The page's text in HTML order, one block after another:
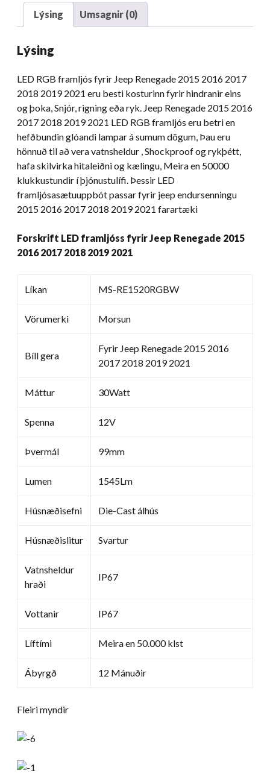
Jeep
Renegade
2016
2018
2019
2021
Magn
Lýsing Umsagnir (0)
Lýsing
LED RGB framljós fyrir Jeep Renegade 2015 2016 2017
2018 2019 2021 eru besti kosturinn fyrir hindranir eins
og þoka, Snjór, rigning eða ryk. Jeep Renegade 2015 2016
2017 2018 2019 2021 LED RGB framljós eru betri en
hefðbundin glóandi lampar á sumum dögum, Þau eru
hönnuð til að vera vatnsheldur , Shockproof og rykþétt,
hafa skilvirka hitaleiðni og kælingu, Meira en 50000
klukkustundir í þjónustulífi. Þessir LED
framljósasætuuppbót passar fyrir jeep endursenningu
2015 2016 2017 2018 2019 2021 farartæki
Forskrift LED framljóss fyrir Jeep Renegade 2015
2016 2017 2018 2019 2021
Líkan MS-RE1520RGBW
Vörumerki Morsun
Bíll gera
Fyrir Jeep Renegade 2015 2016
2017 2018 2019 2021
Máttur 30Watt
Spenna 12V
Þvermál 99mm
Lumen 1545Lm
Húsnæðisefni Die-Cast álhús
Húsnæðislitur Svartur
Vatnsheldur
hraði
IP67
Vottanir IP67
Líftími Meira en 50.000 klst
Ábyrgð 12 Mánuðir
Fleiri myndir